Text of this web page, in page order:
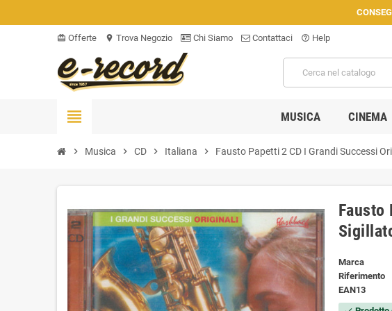
card_giftcard Offerte location_on Trova Negozio Chi Siamo Contattaci help_outline Help
view_headline MUSICA CINEMA
chevron_right Musica chevron_right CD chevron_right Italiana chevron_right Fausto Papetti 2 CD I Grandi Successi
Fausto
Marca
Riferimento
EAN13